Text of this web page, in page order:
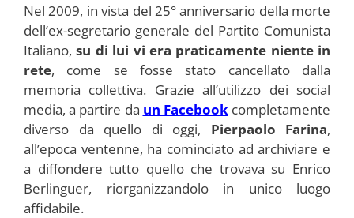
Nel 2009, in vista del 25° anniversario della morte
dell’ex-segretario generale del Partito Comunista
Italiano,su di lui vi era praticamente niente in
rete, come se fosse stato cancellato dalla
memoria collettiva. Grazie all’utilizzo dei social
media, a partire da un Facebookcompletamente
diverso da quello di oggi, Pierpaolo Farina,
all’epoca ventenne, ha cominciato ad archiviare e
a diffondere tutto quello che trovava su Enrico
Berlinguer, riorganizzandolo in unico luogo
affidabile.